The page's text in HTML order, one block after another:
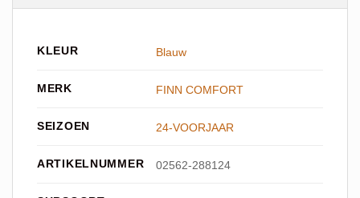
KLEUR Blauw
MERK FINN COMFORT
SEIZOEN 24-VOORJAAR
ARTIKELNUMMER 02562-288124